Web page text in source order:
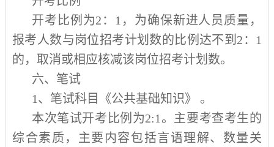
开考比例为2 ： 1 ，为确保新进人员质量，
报考人数与岗位招考计划数的比例达不到 2 ： 1
的，取消或相应核减该岗位招考计划数。
六、笔试
1 、笔试科目《公共基础知识》 。
本次笔试开考比例为2:1 。主要考查考生的
综合素质，主要内容包括言语理解、数量关